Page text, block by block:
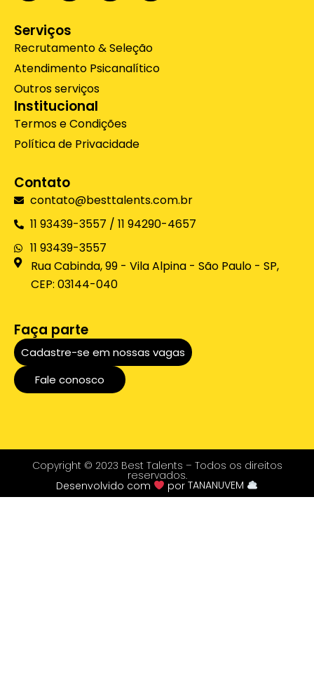
e
d
n
-
i
n
a
g
a
m
a
p
o
e
Serviços
Recrutamento & Seleção
Atendimento Psicanalítico
Outros serviços
Institucional
Termos e Condições
Política de Privacidade
Contato
contato@besttalents.com.br
11 93439-3557 / 11 94290-4657
11 93439-3557
Rua Cabinda, 99 - Vila Alpina - São Paulo - SP,
CEP: 03144-040
Faça parte
Cadastre-se em nossas vagas
Fale conosco
Copyright © 2023 Best Talents – Todos os direitos
reservados.
Desenvolvido com por TANANUVEM